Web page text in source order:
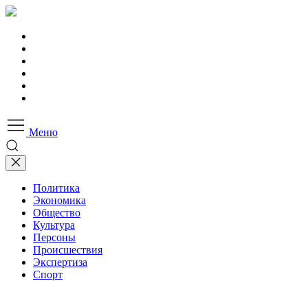
Меню
Политика
Экономика
Общество
Культура
Персоны
Происшествия
Экспертиза
Спорт